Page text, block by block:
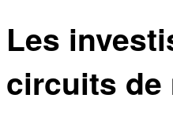
Les
circuits de